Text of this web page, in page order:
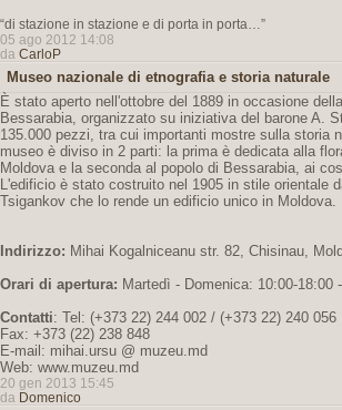
“di stazione in stazione e di porta in porta…”
05 ago 2012 14:08
da CarloP
Museo nazionale di etnografia e storia naturale
È stato aperto nell'ottobre del 1889 in occasione
Bessarabia, organizzato su iniziativa del barone A.
135.000 pezzi, tra cui importanti mostre sulla storia
museo è diviso in 2 parti: la prima è dedicata alla
Moldova e la seconda al popolo di Bessarabia, ai
L'edificio è stato costruito nel 1905 in stile orientale
Tsigankov che lo rende un edificio unico in Moldova.
Indirizzo: Mihai Kogalniceanu str. 82, Chisinau,
Orari di apertura: Martedì - Domenica: 10:00-18:00
Contatti: Tel: (+373 22) 244 002 / (+373 22) 240 056
Fax: +373 (22) 238 848
E-mail: mihai.ursu @ muzeu.md
Web: www.muzeu.md
20 gen 2013 15:45
da Domenico